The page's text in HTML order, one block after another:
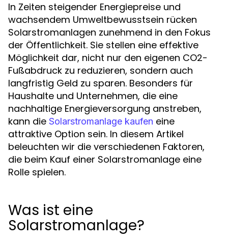
In Zeiten steigender Energiepreise und
wachsendem Umweltbewusstsein rücken
Solarstromanlagen zunehmend in den Fokus
der Öffentlichkeit. Sie stellen eine effektive
Möglichkeit dar, nicht nur den eigenen CO2-
Fußabdruck zu reduzieren, sondern auch
langfristig Geld zu sparen. Besonders für
Haushalte und Unternehmen, die eine
nachhaltige Energieversorgung anstreben,
kann die Solarstromanlage kaufen eine
attraktive Option sein. In diesem Artikel
beleuchten wir die verschiedenen Faktoren,
die beim Kauf einer Solarstromanlage eine
Rolle spielen.
Was ist eine
Solarstromanlage?